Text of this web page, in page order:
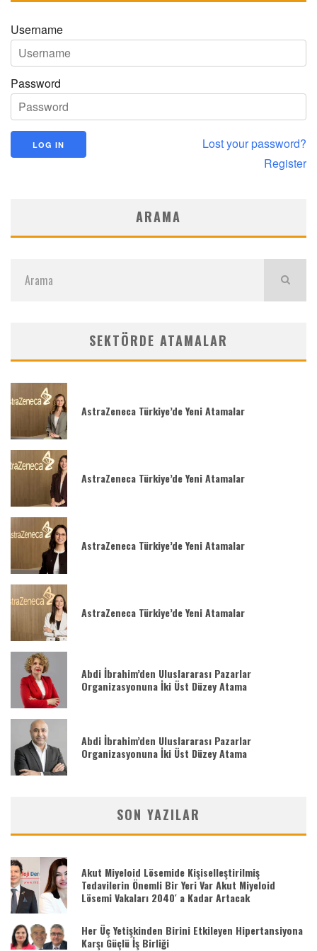
Username
Password
Lost your password?
Register
ARAMA
SEKTÖRDE ATAMALAR
AstraZeneca Türkiye’de Yeni Atamalar
AstraZeneca Türkiye’de Yeni Atamalar
AstraZeneca Türkiye’de Yeni Atamalar
AstraZeneca Türkiye’de Yeni Atamalar
Abdi İbrahim’den Uluslararası Pazarlar
Organizasyonuna İki Üst Düzey Atama
Abdi İbrahim’den Uluslararası Pazarlar
Organizasyonuna İki Üst Düzey Atama
SON YAZILAR
Akut Miyeloid Lösemide Kişiselleştirilmiş
Tedavilerin Önemli Bir Yeri Var Akut Miyeloid
Lösemi Vakaları 2040′ a Kadar Artacak
Her Üç Yetişkinden Birini Etkileyen Hipertansiyona
Karşı Güçlü İş Birliği